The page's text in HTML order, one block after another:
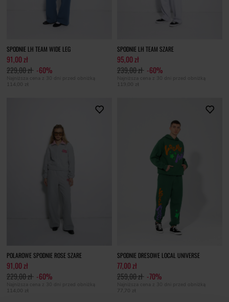
SPODNIE LH TEAM WIDE LEG
91,00 zł
229,00 zł -60%
Najniższa cena z 30 dni przed obniżką
114,00 zł
SPODNIE LH TEAM SZARE
95,00 zł
239,00 zł -60%
Najniższa cena z 30 dni przed obniżką
119,00 zł
POLAROWE SPODNIE ROSE SZARE
91,00 zł
229,00 zł -60%
Najniższa cena z 30 dni przed obniżką
114,00 zł
SPODNIE DRESOWE LOCAL UNIVERSE
77,00 zł
259,00 zł -70%
Najniższa cena z 30 dni przed obniżką
77,70 zł